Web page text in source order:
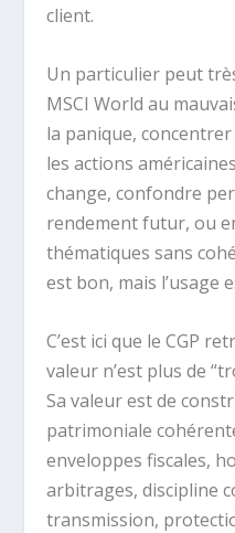
client.
Un particulier peut
MSCI World au
la panique,
les actions
change, confondre
rendement futur, ou
thématiques sans
est bon, mais l’usage
C’est ici que le CGP
valeur n’est plus de
Sa valeur est de
patrimoniale
enveloppes fiscales,
arbitrages, discipline
transmission,